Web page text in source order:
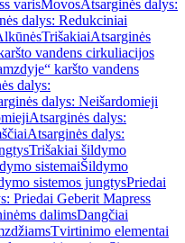
varisMovosAtsarginės dalys:
dalys: Redukciniai
TrišakiaiAtsarginės
vandens cirkuliacijos
karšto vandens
dalys:
dalys: Neišardomieji
Atsarginės dalys:
Atsarginės dalys:
Trišakiai šildymo
sistemaiŠildymo
sistemos jungtysPriedai
Priedai Geberit Mapress
dalimsDangčiai
Tvirtinimo elementai